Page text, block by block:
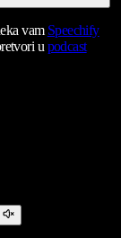
vam Speechify
u podcast